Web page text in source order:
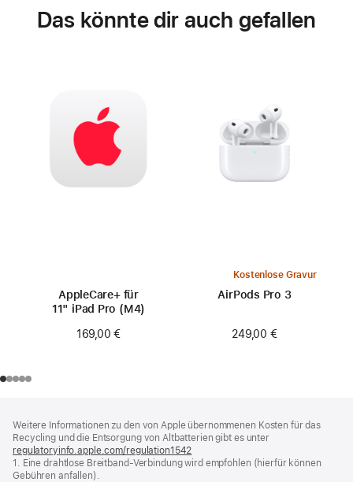
Das könnte dir auch gefallen
AppleCare+ für
11" iPad Pro (M4)
169,00 €
Kostenlose Gravur
AirPods Pro 3
249,00 €
Weitere Informationen zu den von Apple übernommenen Kosten für das
Recycling und die Entsorgung von Altbatterien gibt es unter
regulatoryinfo.apple.com/regulation1542
ein
1. Eine drahtlose Breitband-Verbindung wird empfohlen (hierfür können
Gebühren anfallen).